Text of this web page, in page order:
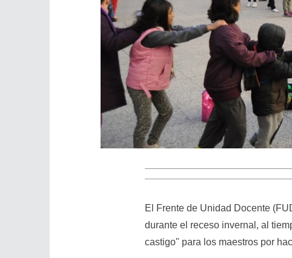
El Frente de Unidad Docente
durante el receso invernal, al
castigo" para los maestros por